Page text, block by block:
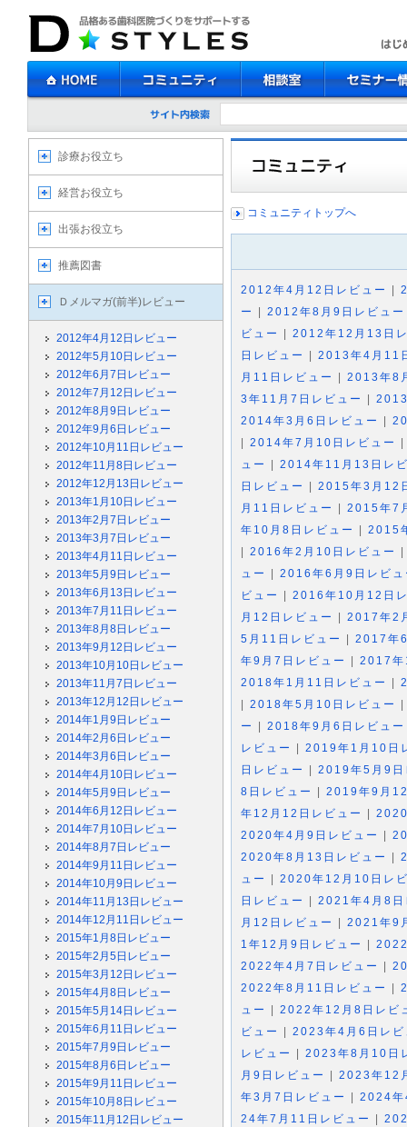
診療お役立ち
経営お役立ち
出張お役立ち
推薦図書
Ｄメルマガ(前半)レビュー
2012年4月12日レビュー
2012年5月10日レビュー
2012年6月7日レビュー
2012年7月12日レビュー
2012年8月9日レビュー
2012年9月6日レビュー
2012年10月11日レビュー
2012年11月8日レビュー
2012年12月13日レビュー
2013年1月10日レビュー
2013年2月7日レビュー
2013年3月7日レビュー
2013年4月11日レビュー
2013年5月9日レビュー
2013年6月13日レビュー
2013年7月11日レビュー
2013年8月8日レビュー
2013年9月12日レビュー
2013年10月10日レビュー
2013年11月7日レビュー
2013年12月12日レビュー
2014年1月9日レビュー
2014年2月6日レビュー
2014年3月6日レビュー
2014年4月10日レビュー
2014年5月9日レビュー
2014年6月12日レビュー
2014年7月10日レビュー
2014年8月7日レビュー
2014年9月11日レビュー
2014年10月9日レビュー
2014年11月13日レビュー
2014年12月11日レビュー
2015年1月8日レビュー
2015年2月5日レビュー
2015年3月12日レビュー
2015年4月8日レビュー
2015年5月14日レビュー
2015年6月11日レビュー
2015年7月9日レビュー
2015年8月6日レビュー
2015年9月11日レビュー
2015年10月8日レビュー
2015年11月12日レビュー
コミュニティトップへ
2012年4月12日レビュー
ー
2012年8月9日レビュー
ビュー
2012年12月13日
日レビュー
2013年4月11
月11日レビュー
2013年8
3年11月7日レビュー
2014年3月6日レビュー
2014年7月10日レビュー
ュー
2014年11月13日レ
日レビュー
2015年3月12
月11日レビュー
2015年7
年10月8日レビュー
2015
2016年2月10日レビュー
ュー
2016年6月9日レビュ
ビュー
2016年10月12日
月12日レビュー
2017年2
5月11日レビュー
2017年
年9月7日レビュー
2017年
2018年1月11日レビュー
2018年5月10日レビュー
ー
2018年9月6日レビュー
レビュー
2019年1月10日
日レビュー
2019年5月9日
8日レビュー
2019年9月
年12月12日レビュー
2020年4月9日レビュー
2020年8月13日レビュー
ュー
2020年12月10日レ
日レビュー
2021年4月8日
月12日レビュー
2021年9
1年12月9日レビュー
2022年4月7日レビュー
2022年8月11日レビュー
ュー
2022年12月8日レビ
ビュー
2023年4月6日レビ
レビュー
2023年8月10日
月9日レビュー
2023年12
年3月7日レビュー
2024年
24年7月11日レビュー